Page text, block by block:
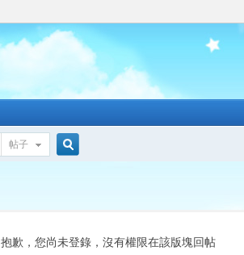
帖子
索
抱歉，您尚未登錄，沒有權限在該版塊回帖